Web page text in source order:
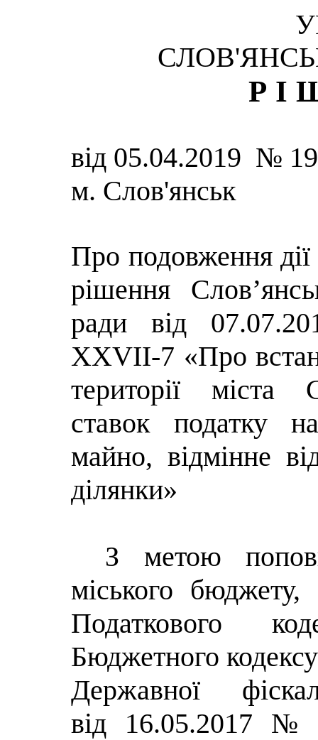
від 05.04.2019 №
м. Слов'янськ
Про подовження дії
рішення
ради від
XXVII-7 «Про
території міста
ставок податку
майно, відмінне
ділянки»
З метою
міського бюджету,
Податкового
Бюджетного
Державної
від 16.05.2017 №